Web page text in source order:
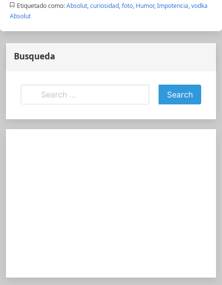
Etiquetado como: Absolut,curiosidad,foto, Humor,Impotencia,vodka
Absolut
Busqueda